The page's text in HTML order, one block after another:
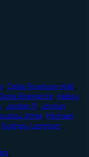
, Celia Rowlson-Hall
Bramante Hailey
Jordan R Jordyn
Athie Michael
Sydney Lemmon